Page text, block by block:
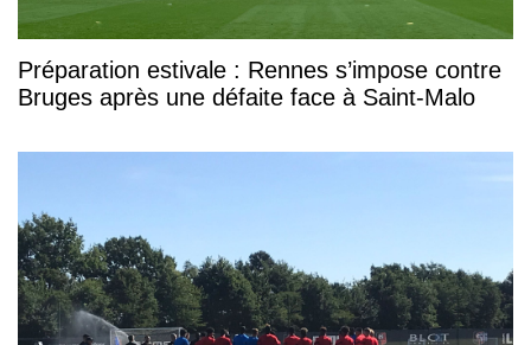
Préparation estivale : Rennes s’impose contre
Bruges après une défaite face à Saint-Malo